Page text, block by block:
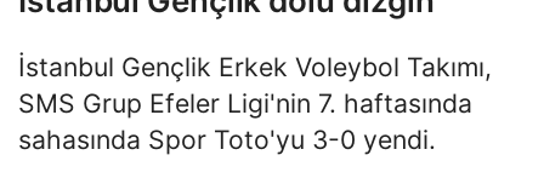
İstanbul Gençlik Erkek Voleybol Takımı,
SMS Grup Efeler Ligi'nin 7. haftasında
sahasında Spor Toto'yu 3-0 yendi.